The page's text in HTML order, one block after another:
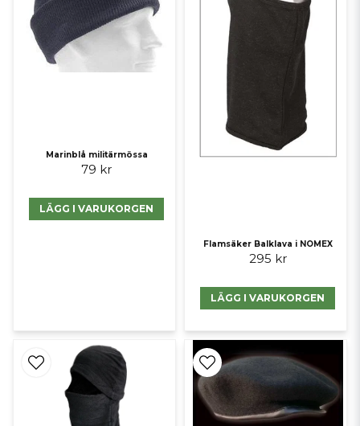
Marinblå militärmössa
79 kr
LÄGG I VARUKORGEN
Flamsäker Balklava i NOMEX
295 kr
LÄGG I VARUKORGEN